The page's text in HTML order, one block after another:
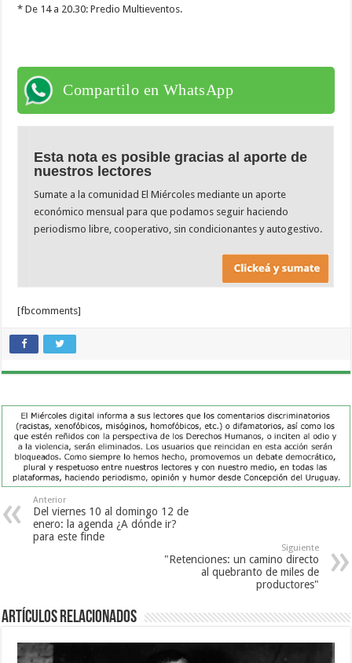
* De 14 a 20.30: Predio Multieventos.
Compartilo en WhatsApp
Esta nota es posible gracias al aporte de
nuestros lectores
Sumate a la comunidad El Miércoles mediante un aporte
económico mensual para que podamos seguir haciendo
periodismo libre, cooperativo, sin condicionantes y autogestivo.
[fbcomments]
Anterior
Del viernes 10 al domingo 12 de
enero: la agenda ¿A dónde ir?
para este finde
Siguiente
"Retenciones: un camino directo
al quebranto de miles de
productores"
Artículos Relacionados